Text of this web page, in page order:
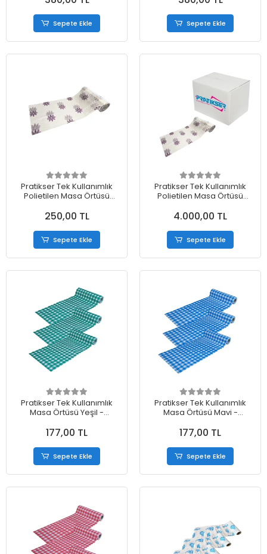
Sepete Ekle Sepete Ekle
Pratikser Tek Kullanımlık
Polietilen Masa Örtüsü
20Ad/Rulo
250,00 TL
Sepete Ekle
Pratikser Tek Kullanımlık
Polietilen Masa Örtüsü
20Ad/Rulo - Koli
4.000,00 TL
Sepete Ekle
Pratikser Tek Kullanımlık
Masa Örtüsü Yeşil -
177,00 TL
Sepete Ekle
Pratikser Tek Kullanımlık
Masa Örtüsü Mavi -
177,00 TL
Sepete Ekle